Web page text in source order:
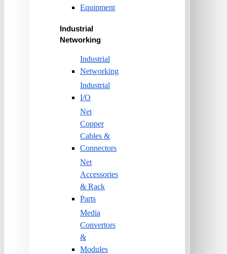
Equipment
Industrial
Networking
Industrial
Networking
Industrial
I/O
Net
Copper
Cables &
Connectors
Net
Accessories
& Rack
Parts
Media
Convertors
&
Modules